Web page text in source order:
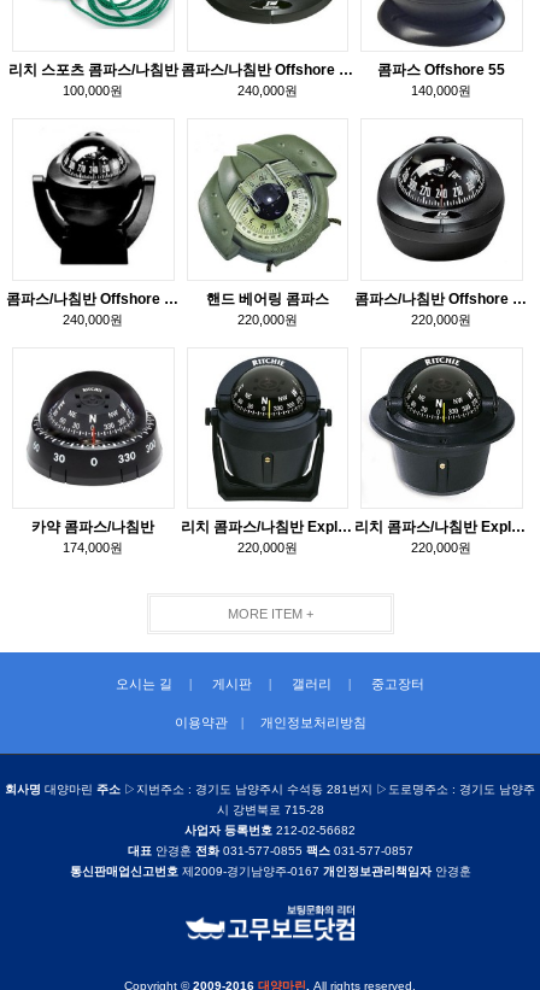
리치 스포츠 콤파스/나침반
100,000원
콤파스/나침반 Offshore 75
240,000원
콤파스 Offshore 55
140,000원
콤파스/나침반 Offshore 75
240,000원
핸드 베어링 콤파스
220,000원
콤파스/나침반 Offshore 75
220,000원
카약 콤파스/나침반
174,000원
리치 콤파스/나침반 Explorer
220,000원
리치 콤파스/나침반 Explorer
220,000원
MORE ITEM +
오시는 길 | 게시판 | 갤러리 | 중고장터
이용약관 | 개인정보처리방침
회사명 대양마린 주소 ▷지번주소 : 경기도 남양주시 수석동 281번지 ▷도로명주소 : 경기도 남양주
시 강변북로 715-28
사업자 등록번호 212-02-56682
대표 안경훈 전화031-577-0855 팩스031-577-0857
통신판매업신고번호제2009-경기남양주-0167 개인정보관리책임자안경훈
Copyright ©2009-2016 대양마린 All rights reserved.